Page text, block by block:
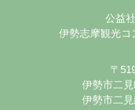
公益
伊勢志摩観光コ
〒
伊勢市二
伊勢市二